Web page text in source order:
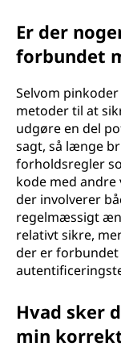
Er der
forbundet
Selvom
metoder til at
udgøre en del
sagt, så længe
forholdsregler
kode med
der involverer
regelmæssigt
relativt sikre,
der er
Hvad sker
min